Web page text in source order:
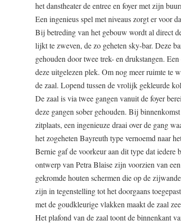
het danstheater de entree en foyer met zijn
Een ingenieus spel met niveaus zorgt er voor
Bij betreding van het gebouw wordt al direct
lijkt te zweven, de zo geheten sky-bar. Deze
gehouden door twee trek- en drukstangen.
deze uitgelezen plek. Om nog meer ruimte te
de zaal. Lopend tussen de vrolijk gekleurde
De zaal is via twee gangen vanuit de foyer
deze gangen sober gehouden. Bij
zitplaats, een ingenieuze draai over de gang
het zogeheten Bayreuth type vernoemd naar
Bernie gaf de voorkeur aan dit type dat iedere
ontwerp van Petra Blaise zijn voorzien van
gekromde houten schermen die op de
zijn in tegenstelling tot het doorgaans
met de goudkleurige vlakken maakt de zaal
Het plafond van de zaal toont de binnenkant